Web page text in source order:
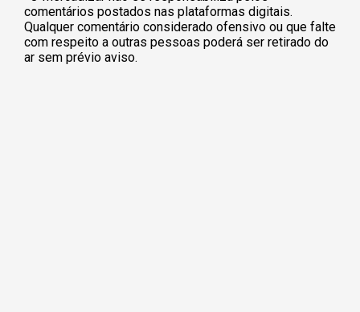
comentários postados nas plataformas digitais.
Qualquer comentário considerado ofensivo ou que falte
com respeito a outras pessoas poderá ser retirado do
ar sem prévio aviso.